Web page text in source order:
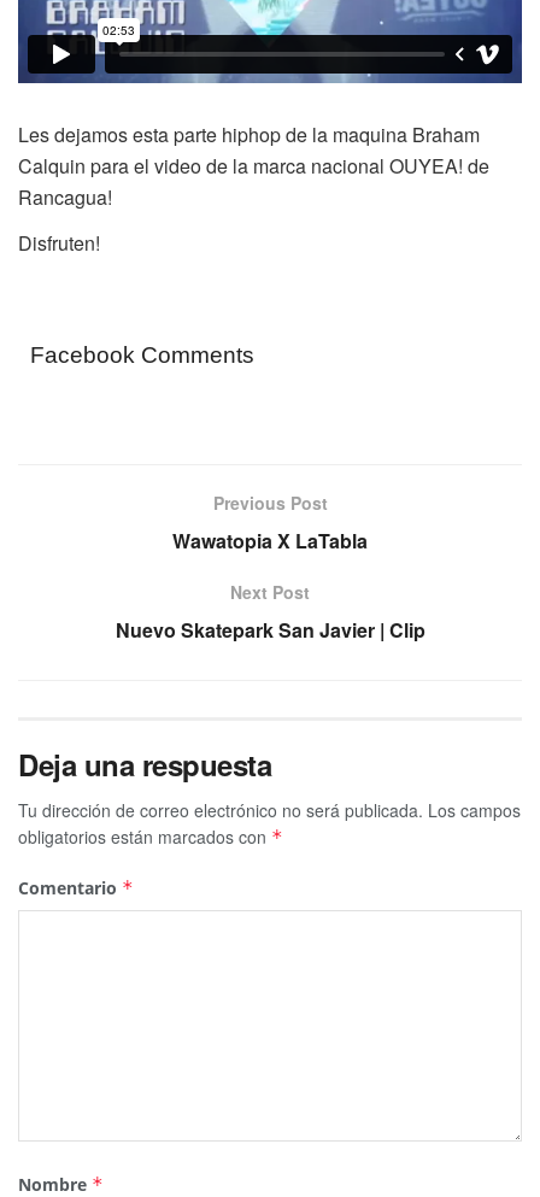
Les dejamos esta parte hiphop de la maquina Braham
Calquin para el video de la marca nacional OUYEA! de
Rancagua!
Disfruten!
Facebook Comments
Previous Post
Wawatopia X LaTabla
Next Post
Nuevo Skatepark San Javier | Clip
Deja una respuesta
Tu dirección de correo electrónico no será publicada. Los campos
obligatorios están marcados con *
Comentario *
Nombre *